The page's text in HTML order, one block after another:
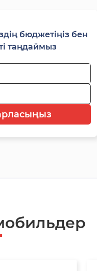
бюджетіңіз бен
таңдаймыз